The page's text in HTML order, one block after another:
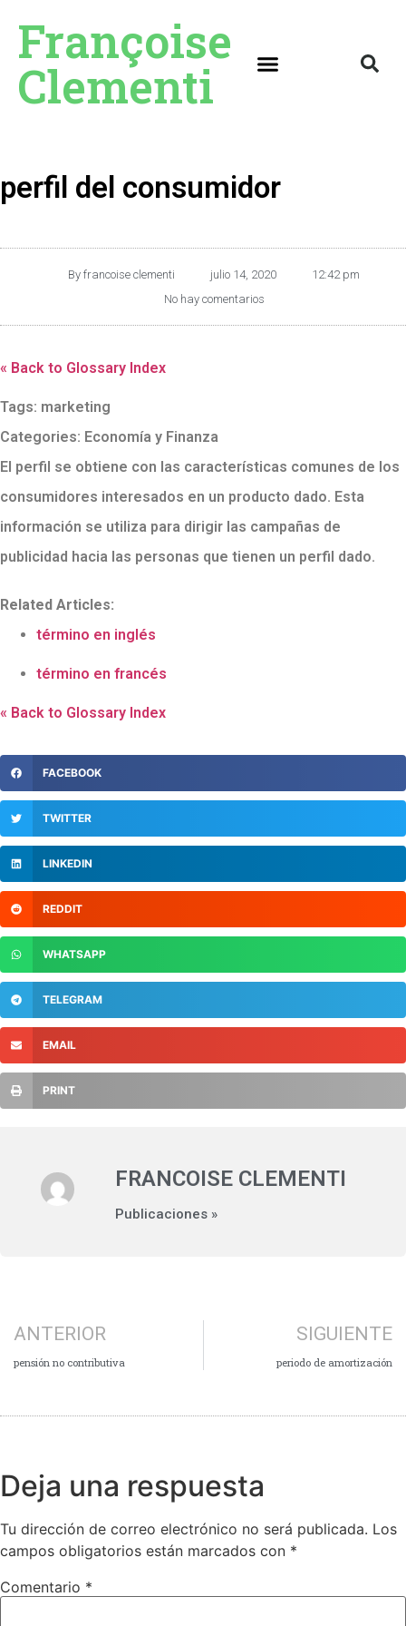
Françoise
Clementi
perfil del consumidor
By francoise clementi julio 14, 2020
12:42 pm
No hay comentarios
« Back to Glossary Index
Tags: marketing
Categories: Economía y Finanza
El perfil se obtiene con las características comunes de los
consumidores interesados en un producto dado. Esta
información se utiliza para dirigir las campañas de
publicidad hacia las personas que tienen un perfil dado.
Related Articles:
término en inglés
término en francés
« Back to Glossary Index
FACEBOOK
TWITTER
LINKEDIN
REDDIT
WHATSAPP
TELEGRAM
EMAIL
PRINT
FRANCOISE CLEMENTI
Publicaciones »
ANTERIOR
pensión no contributiva
SIGUIENTE
periodo de amortización
Deja una respuesta
Tu dirección de correo electrónico no será publicada. Los
campos obligatorios están marcados con *
Comentario *